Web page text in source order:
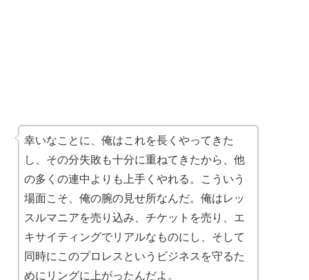
幸いなことに、俺はこれを長くやってきた
し、その分失敗も十分に重ねてきたから、他
の多くの連中よりも上手くやれる。こういう
場面こそ、俺の腕の見せ所なんだ。俺はレッ
スルマニアを売り込み、チケットを売り、エ
キサイティングでリアルなものにし、そして
同時にこのプロレスというビジネスを守るた
めにリングに上がったんだよ。